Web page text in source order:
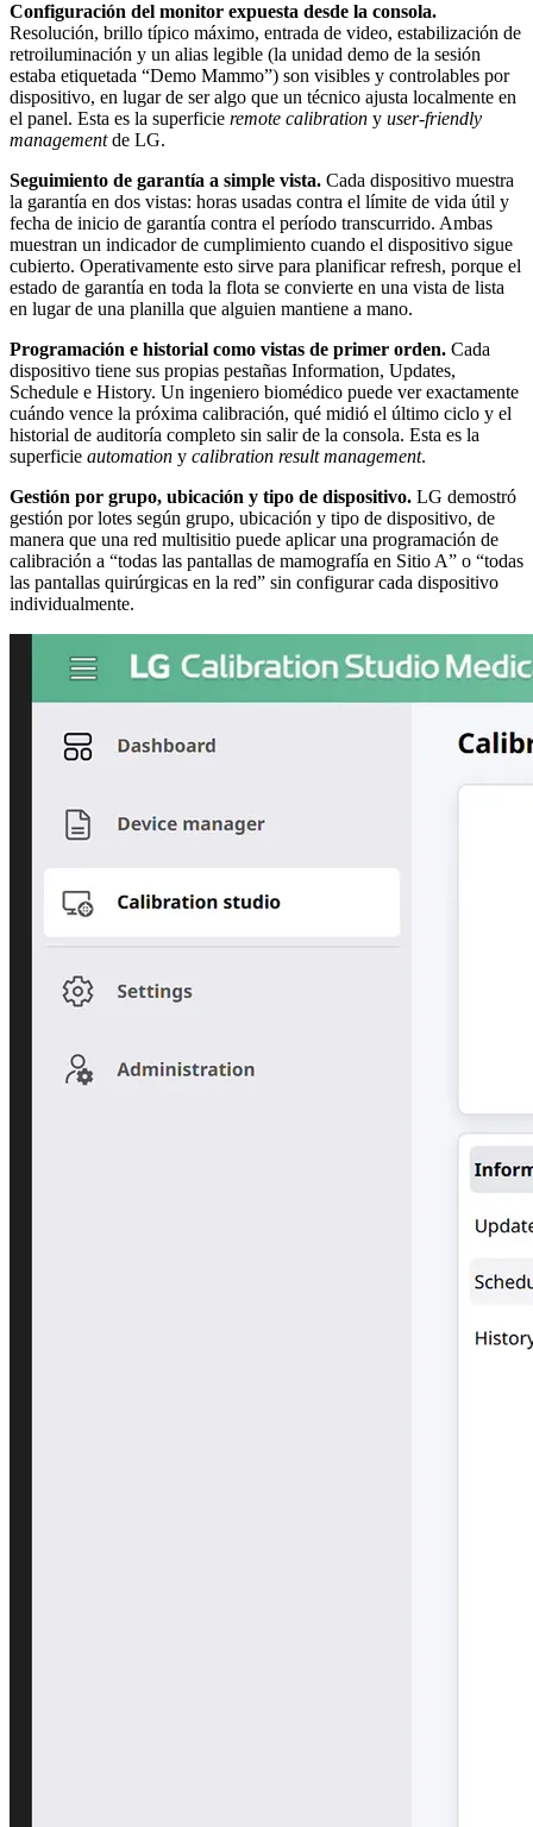
Configuración del monitor expuesta desde la consola.
Resolución, brillo típico máximo, entrada de video, estabilización de
retroiluminación y un alias legible (la unidad demo de la sesión
estaba etiquetada “Demo Mammo”) son visibles y controlables por
dispositivo, en lugar de ser algo que un técnico ajusta localmente en
el panel. Esta es la superficie remote calibration y user-friendly
managementde LG.
Seguimiento de garantía a simple vista. Cada dispositivo muestra
la garantía en dos vistas: horas usadas contra el límite de vida útil y
fecha de inicio de garantía contra el período transcurrido. Ambas
muestran un indicador de cumplimiento cuando el dispositivo sigue
cubierto. Operativamente esto sirve para planificar refresh, porque el
estado de garantía en toda la flota se convierte en una vista de lista
en lugar de una planilla que alguien mantiene a mano.
Programación e historial como vistas de primer orden. Cada
dispositivo tiene sus propias pestañas Information, Updates,
Schedule e History. Un ingeniero biomédico puede ver exactamente
cuándo vence la próxima calibración, qué midió el último ciclo y el
historial de auditoría completo sin salir de la consola. Esta es la
superficie automation y calibration result management.
Gestión por grupo, ubicación y tipo de dispositivo. LG demostró
gestión por lotes según grupo, ubicación y tipo de dispositivo, de
manera que una red multisitio puede aplicar una programación de
calibración a “todas las pantallas de mamografía en Sitio A” o “todas
las pantallas quirúrgicas en la red” sin configurar cada dispositivo
individualmente.